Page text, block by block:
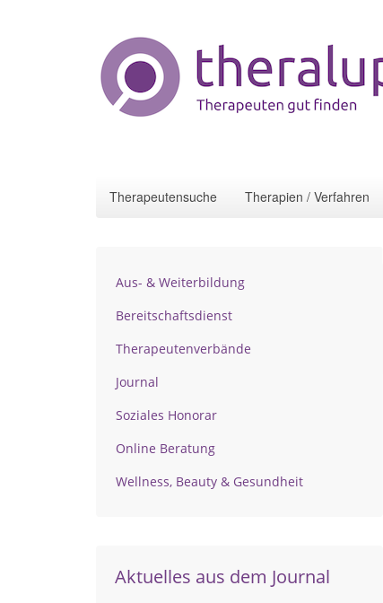
Therapeutensuche Therapien / Verfahren
Aus- & Weiterbildung
Bereitschaftsdienst
Therapeutenverbände
Journal
Soziales Honorar
Online Beratung
Wellness, Beauty & Gesundheit
Aktuelles aus dem Journal